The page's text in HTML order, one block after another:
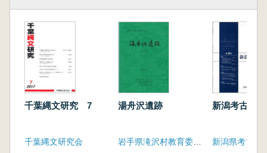
千葉縄文研究 7
千葉縄文研究会
湯舟沢遺跡
岩手県滝沢村教育委員会
新潟考古 第
新潟県考古学